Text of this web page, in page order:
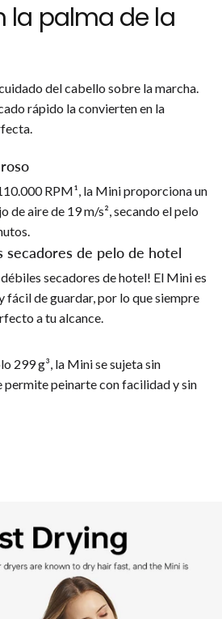
la palma de la
del cabello sobre la marcha.
rápido la convierten en la
RPM¹, la Mini proporciona un
de aire de 19 m/s², secando el pelo
secadores de pelo de hotel
secadores de hotel! El Mini es
fácil de guardar, por lo que siempre
a tu alcance.
299 g³, la Mini se sujeta sin
permite peinarte con facilidad y sin